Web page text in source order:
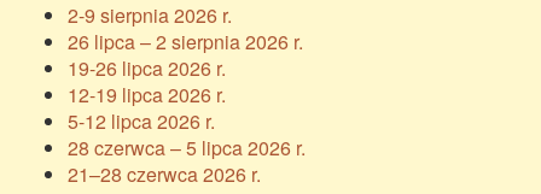
2-9 sierpnia 2026 r.
26 lipca – 2 sierpnia 2026 r.
19-26 lipca 2026 r.
12-19 lipca 2026 r.
5-12 lipca 2026 r.
28 czerwca – 5 lipca 2026 r.
21–28 czerwca 2026 r.